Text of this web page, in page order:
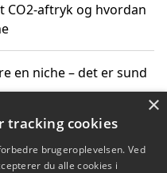
CO2-aftryk og hvordan
en niche – det er sund
og bestil med
×
tracking cookies
brugeroplevelsen. Ved
du alle cookies i